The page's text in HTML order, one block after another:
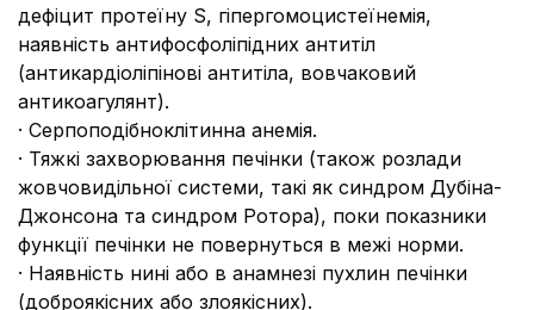
дефіцит протеїну S, гіпергомоцистеїнемія,
наявність антифосфоліпідних антитіл
(антикардіоліпінові антитіла, вовчаковий
антикоагулянт).
· Серпоподібноклітинна анемія.
· Тяжкі захворювання печінки (також розлади
жовчовидільної системи, такі як синдром Дубіна-
Джонсона та синдром Ротора), поки показники
функції печінки не повернуться в межі норми.
· Наявність нині або в анамнезі пухлин печінки
(доброякісних або злоякісних).